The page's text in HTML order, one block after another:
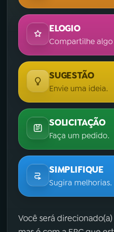
ELOGIO
Compartilhe
SUGESTÃO
Envie uma ideia.
SOLICITAÇÃO
Faça um pedido.
SIMPLIFIQUE
Sugira melhorias.
Você será direcionado(a)